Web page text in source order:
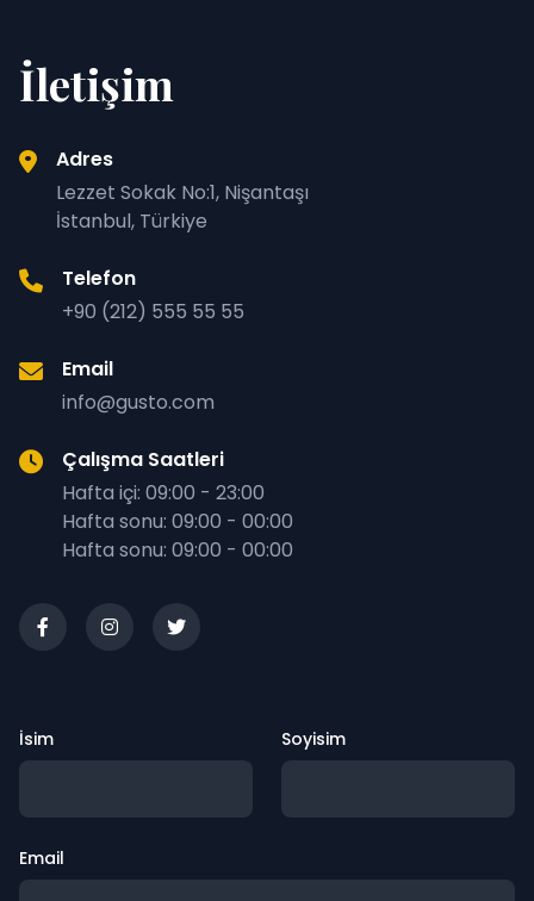
İletişim
Adres
Lezzet Sokak No:1, Nişantaşı
İstanbul, Türkiye
Telefon
+90 (212) 555 55 55
Email
info@gusto.com
Çalışma Saatleri
Hafta içi: 09:00 - 23:00
Hafta sonu: 09:00 - 00:00
Hafta sonu: 09:00 - 00:00
İsim Soyisim
Email